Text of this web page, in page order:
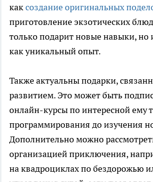
каксоздание оригинальных
приготовление экзотических
только подарит новые навыки, но
как уникальный опыт.
Также актуальны подарки,
развитием. Это может быть
онлайн-курсы по интересной ему
программирования до изучения
Дополнительно можно
организацией приключения,
на квадроциклах по бездорожью